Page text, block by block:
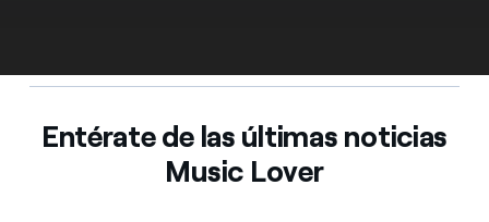
Entérate de las últimas noticias
Music Lover